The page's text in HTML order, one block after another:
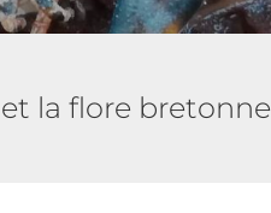
la flore bretonne